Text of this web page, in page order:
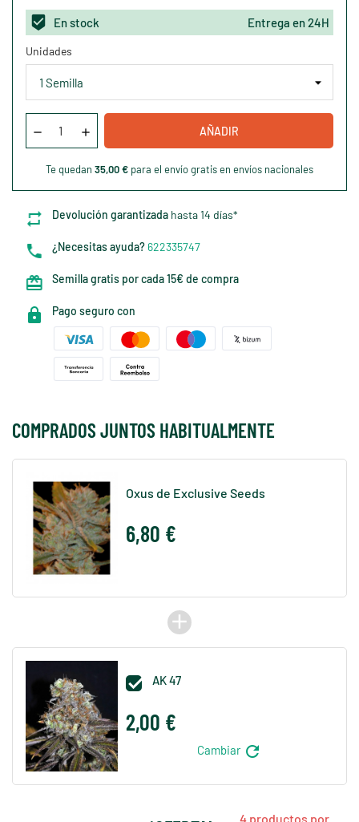
En stock Entrega en 24H
Unidades
AÑADIR
Te quedan 35,00 € para el envío gratis en envíos nacionales
Devolución garantizada hasta 14 días*
¿Necesitas ayuda?622335747
Semilla gratis por cada 15€ de compra
Pago seguro con
COMPRADOS JUNTOS HABITUALMENTE
Oxus de Exclusive Seeds
6,80 €
add
 AK 47
2,00 €
Cambiar refresh
4productos por